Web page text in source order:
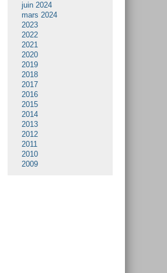
juin 2024
mars 2024
2023
2022
2021
2020
2019
2018
2017
2016
2015
2014
2013
2012
2011
2010
2009